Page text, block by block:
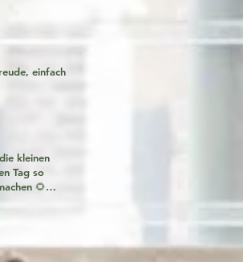
einfach
kleinen
Tag so
🌻